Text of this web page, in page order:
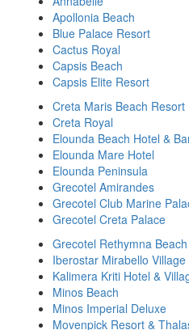
Apollonia Beach
Blue Palace Resort
Cactus Royal
Capsis Beach
Capsis Elite Resort
Creta Maris Beach Resort
Creta Royal
Elounda Beach Hotel &
Elounda Mare Hotel
Elounda Peninsula
Grecotel Amirandes
Grecotel Club Marine
Grecotel Creta Palace
Grecotel Rethymna Beach
Iberostar Mirabello Village
Kalimera Kriti Hotel &
Minos Beach
Minos Imperial Deluxe
Movenpick Resort &